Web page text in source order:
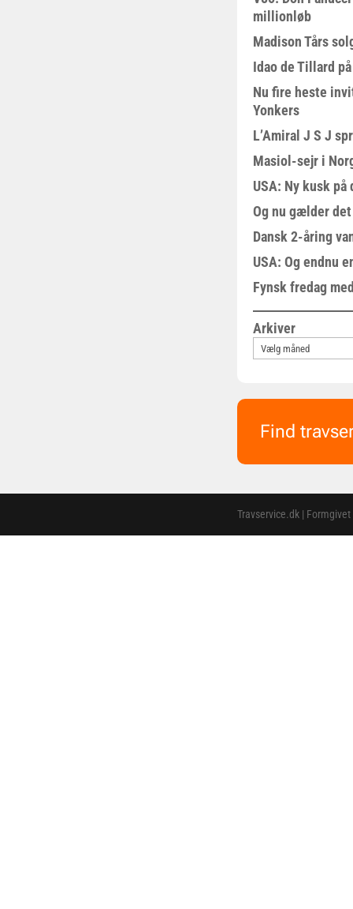
millionløb
Madison Tårs
Idao de Tillard
Nu fire heste
Yonkers
L’Amiral J S J
Masiol-sejr i
USA: Ny kusk på
Og nu gælder
Dansk 2-åring
USA: Og endnu
Fynsk fredag
Arkiver
Find
Travservice.dk |